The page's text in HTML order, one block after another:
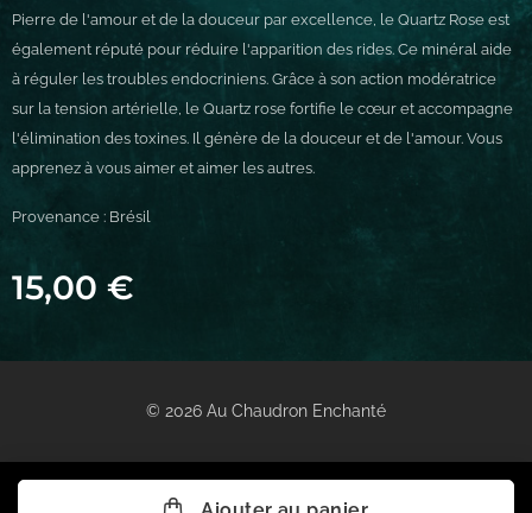
Pierre de l'amour et de la douceur par excellence, le Quartz Rose est
également réputé pour réduire l'apparition des rides. Ce minéral aide
à réguler les troubles endocriniens. Grâce à son action modératrice
sur la tension artérielle, le Quartz rose fortifie le cœur et accompagne
l'élimination des toxines. Il génère de la douceur et de l'amour. Vous
apprenez à vous aimer et aimer les autres.
Provenance : Brésil
15,00 €
© 2026 Au Chaudron Enchanté